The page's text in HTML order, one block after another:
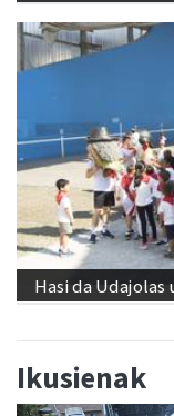
Hasi da Udajolas
Ikusienak